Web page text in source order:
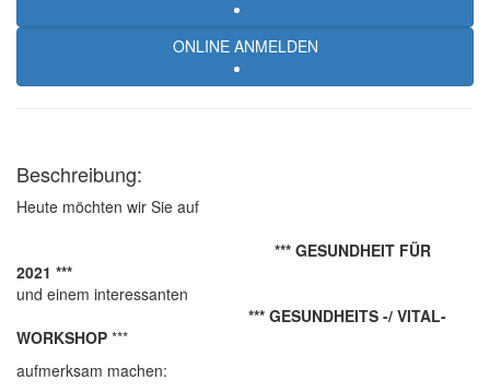
ONLINE ANMELDEN
Beschreibung:
Heute möchten wir Sie auf
*** GESUNDHEIT FÜR
2021 ***
und einem interessanten
*** GESUNDHEITS -/ VITAL-
WORKSHOP ***
aufmerksam machen: